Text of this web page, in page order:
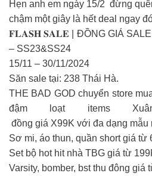
Hẹn anh em ngày 15/2 đừng
chậm một giây là hết deal ngay
𝐅𝐋𝐀𝐒𝐇 𝐒𝐀𝐋𝐄 | ĐỒNG GIÁ SALE
– SS23&SS24
15/11 – 30/11/2024
Săn sale tại: 238 Thái Hà.
THE BAD GOD chuyển store
đậm loạt items
đồng giá X99K với đa dạng mẫu
Sơ mi, áo thun, quần short giá từ
Set bộ hot hit nhà TBG giá từ
Varsity, bomber, bst thu đông giá